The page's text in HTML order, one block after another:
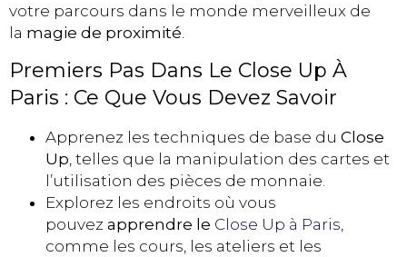
votre parcours dans le monde merveilleux de
la magie de proximité.
Premiers Pas Dans Le Close Up À
Paris : Ce Que Vous Devez Savoir
Apprenez les techniques de base du Close
Up , telles que la manipulation des cartes et
l’utilisation des pièces de monnaie.
Explorez les endroits où vous
pouvez apprendre le Close Up à Paris
comme les cours, les ateliers et les